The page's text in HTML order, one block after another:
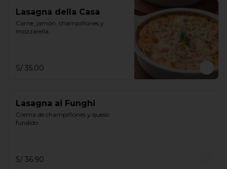
Lasagna della Casa
Carne, jamón, champiñones y
mozzarella.
S/ 35.00
Lasagna ai Funghi
Crema de champiñones y queso
fundido.
S/ 36.90